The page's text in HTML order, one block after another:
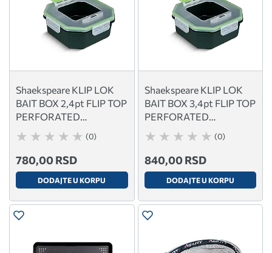
Shaekspeare KLIP LOK
BAIT BOX 2,4pt FLIP TOP
PERFORATED
(1600407) 63167
(0)
780,00 RSD
DODAJTE U KORPU
Shaekspeare KLIP LOK
BAIT BOX 3,4pt FLIP TOP
PERFORATED
(1600408) 63168
(0)
840,00 RSD
DODAJTE U KORPU